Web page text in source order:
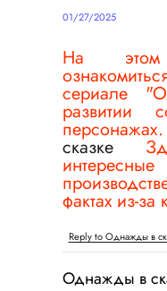
01/27/2025
На
сериале
развитии
персонажах.
сказке
фактах из-за
Reply to Однажды в
Однажды в